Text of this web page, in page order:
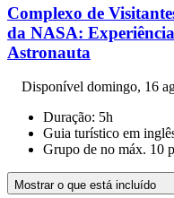
Complexo de
da NASA:
Astronauta
Disponível domingo, 16
Duração: 5h
Guia turístico em
Grupo de no máx. 10
Mostrar o que está incluído